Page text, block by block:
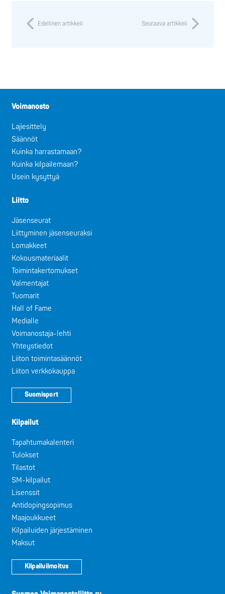
Edellinen artikkeli Seuraava artikkeli
Voimanosto
Lajiesittely
Säännöt
Kuinka harrastamaan?
Kuinka kilpailemaan?
Usein kysyttyä
Liitto
Jäsenseurat
Liittyminen jäsenseuraksi
Lomakkeet
Kokousmateriaalit
Toimintakertomukset
Valmentajat
Tuomarit
Hall of Fame
Medialle
Voimanostaja-lehti
Yhteystiedot
Liiton toimintasäännöt
Liiton verkkokauppa
Suomisport
Kilpailut
Tapahtumakalenteri
Tulokset
Tilastot
SM-kilpailut
Lisenssit
Antidopingsopimus
Maajoukkueet
Kilpailuiden järjestäminen
Maksut
Kilpailuilmoitus